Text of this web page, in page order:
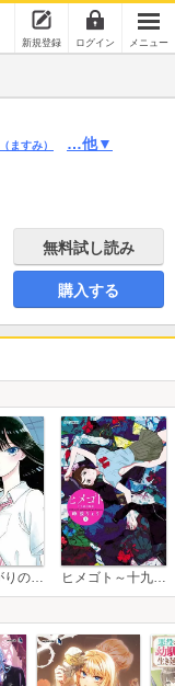
新規登録 ログイン メニュー
（ますみ） …他▼
無料試し読み
購入する
恋は雨上がりのように ヒメゴト～十九歳の制服～